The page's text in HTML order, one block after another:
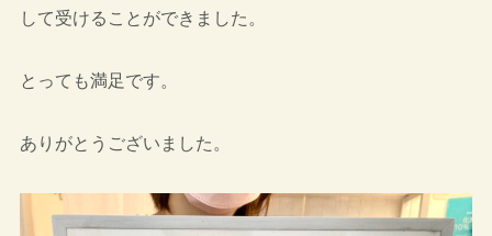
して受けることができました。
とっても満足です。
ありがとうございました。